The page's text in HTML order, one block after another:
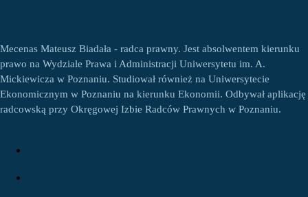
Mecenas Mateusz Biadała - radca prawny. Jest absolwentem kierunku
prawo na Wydziale Prawa i Administracji Uniwersytetu im. A.
Mickiewicza w Poznaniu. Studiował również na Uniwersytecie
Ekonomicznym w Poznaniu na kierunku Ekonomii. Odbywał aplikację
radcowską przy Okręgowej Izbie Radców Prawnych w Poznaniu.